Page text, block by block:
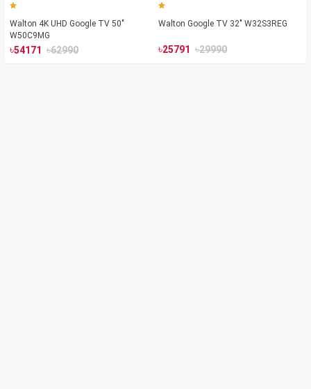
Walton 4K UHD Google TV 50"
W50C9MG
৳54171 ৳62990
Walton Google TV 32" W32S3REG
৳25791 ৳29990